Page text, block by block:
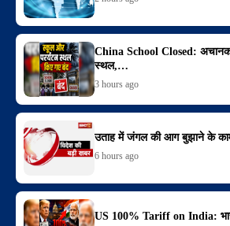
China School Closed: अचानक
स्थल,…
3 hours ago
उताह में जंगल की आग बुझाने के
6 hours ago
US 100% Tariff on India: